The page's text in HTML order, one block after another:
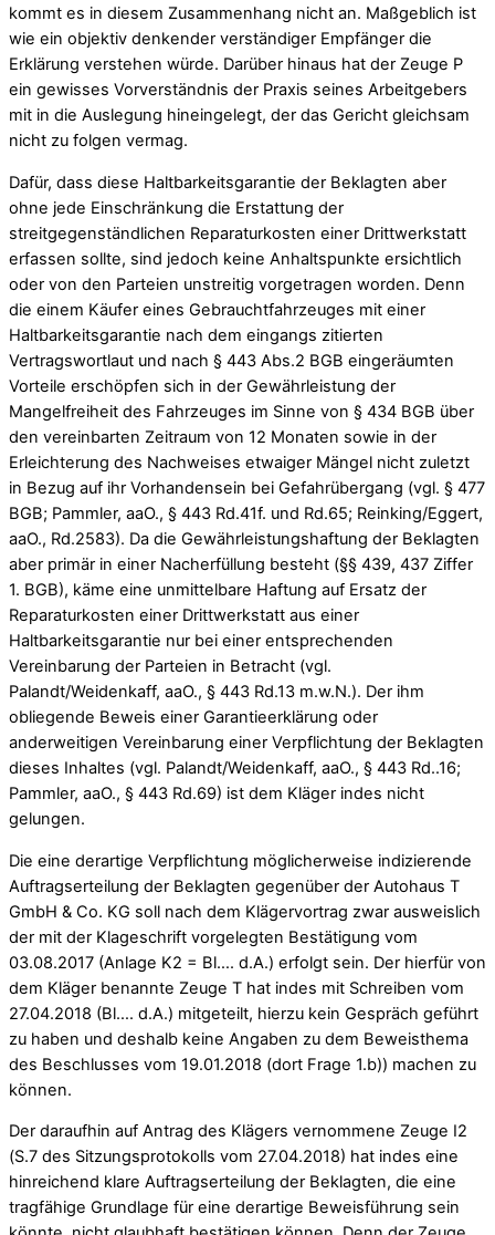
kommt es in diesem Zusammenhang nicht an. Maßgeblich ist
wie ein objektiv denkender verständiger Empfänger die
Erklärung verstehen würde. Darüber hinaus hat der Zeuge P
ein gewisses Vorverständnis der Praxis seines Arbeitgebers
mit in die Auslegung hineingelegt, der das Gericht gleichsam
nicht zu folgen vermag.
Dafür, dass diese Haltbarkeitsgarantie der Beklagten aber
ohne jede Einschränkung die Erstattung der
streitgegenständlichen Reparaturkosten einer Drittwerkstatt
erfassen sollte, sind jedoch keine Anhaltspunkte ersichtlich
oder von den Parteien unstreitig vorgetragen worden. Denn
die einem Käufer eines Gebrauchtfahrzeuges mit einer
Haltbarkeitsgarantie nach dem eingangs zitierten
Vertragswortlaut und nach § 443 Abs.2 BGB eingeräumten
Vorteile erschöpfen sich in der Gewährleistung der
Mangelfreiheit des Fahrzeuges im Sinne von § 434 BGB über
den vereinbarten Zeitraum von 12 Monaten sowie in der
Erleichterung des Nachweises etwaiger Mängel nicht zuletzt
in Bezug auf ihr Vorhandensein bei Gefahrübergang (vgl. § 477
BGB; Pammler, aaO., § 443 Rd.41f. und Rd.65; Reinking/Eggert,
aaO., Rd.2583). Da die Gewährleistungshaftung der Beklagten
aber primär in einer Nacherfüllung besteht (§§ 439, 437 Ziffer
1. BGB), käme eine unmittelbare Haftung auf Ersatz der
Reparaturkosten einer Drittwerkstatt aus einer
Haltbarkeitsgarantie nur bei einer entsprechenden
Vereinbarung der Parteien in Betracht (vgl.
Palandt/Weidenkaff, aaO., § 443 Rd.13 m.w.N.). Der ihm
obliegende Beweis einer Garantieerklärung oder
anderweitigen Vereinbarung einer Verpflichtung der Beklagten
dieses Inhaltes (vgl. Palandt/Weidenkaff, aaO., § 443 Rd..16;
Pammler, aaO., § 443 Rd.69) ist dem Kläger indes nicht
gelungen.
Die eine derartige Verpflichtung möglicherweise indizierende
Auftragserteilung der Beklagten gegenüber der Autohaus T
GmbH & Co. KG soll nach dem Klägervortrag zwar ausweislich
der mit der Klageschrift vorgelegten Bestätigung vom
03.08.2017 (Anlage K2 = Bl…. d.A.) erfolgt sein. Der hierfür von
dem Kläger benannte Zeuge T hat indes mit Schreiben vom
27.04.2018 (Bl…. d.A.) mitgeteilt, hierzu kein Gespräch geführt
zu haben und deshalb keine Angaben zu dem Beweisthema
des Beschlusses vom 19.01.2018 (dort Frage 1.b)) machen zu
können.
Der daraufhin auf Antrag des Klägers vernommene Zeuge I2
(S.7 des Sitzungsprotokolls vom 27.04.2018) hat indes eine
hinreichend klare Auftragserteilung der Beklagten, die eine
tragfähige Grundlage für eine derartige Beweisführung sein